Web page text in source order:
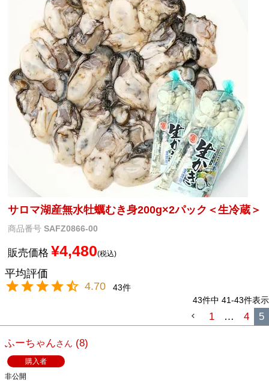
返品について ご利用ガイド
メルマガ登録 お問合せ
特定商取引法表示 個人情報の取扱い
サロマ湖産無水牡蠣むき身200g×2パック＜生冷蔵＞
商品番号 SAFZ0866-00
販売価格 ¥4,480 税込
4.70
43
43件中 41-43件表示
1 … 4 5
ふーちゃん 8
購入者
非公開